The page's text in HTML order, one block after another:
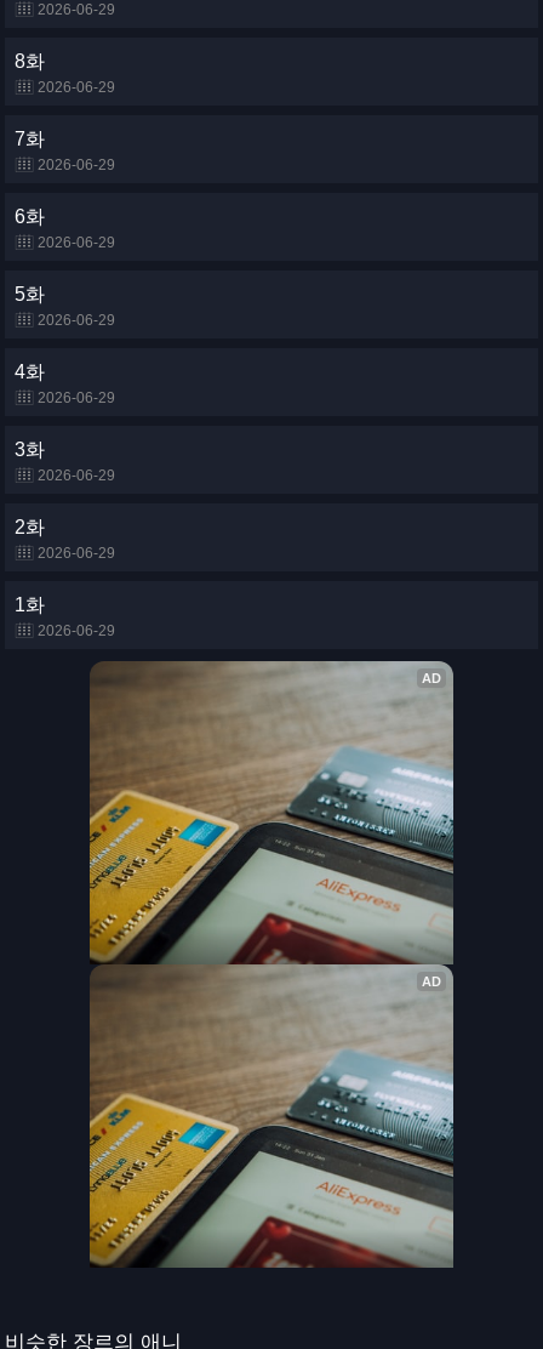
2026-06-29
8화
2026-06-29
7화
2026-06-29
6화
2026-06-29
5화
2026-06-29
4화
2026-06-29
3화
2026-06-29
2화
2026-06-29
1화
2026-06-29
비슷한 장르의 애니